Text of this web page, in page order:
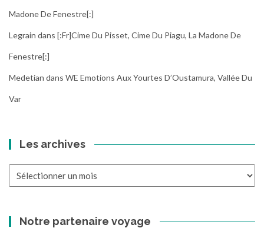
Madone De Fenestre[:]
Legrain dans [:fr]Cime Du Pisset, Cime Du Piagu, La Madone De
Fenestre[:]
Medetian dans WE Emotions Aux Yourtes D’Oustamura, Vallée Du
Var
Les archives
Notre partenaire voyage